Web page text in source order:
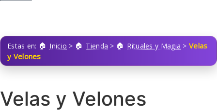
Estas en: Inicio > Tienda > Rituales y Magia >Velas
y Velones
Velas y Velones